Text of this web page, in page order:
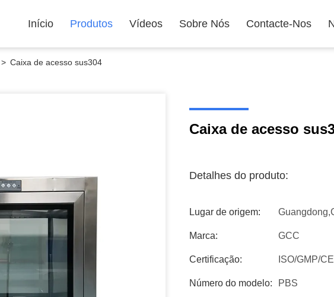
Início Produtos Vídeos Sobre Nós Contacte-Nos
> Caixa de acesso sus304
Caixa de acesso
Detalhes do produto:
Lugar de origem:
Marca: GCC
Certificação: ISO/GMP/CE
Número do modelo: PBS